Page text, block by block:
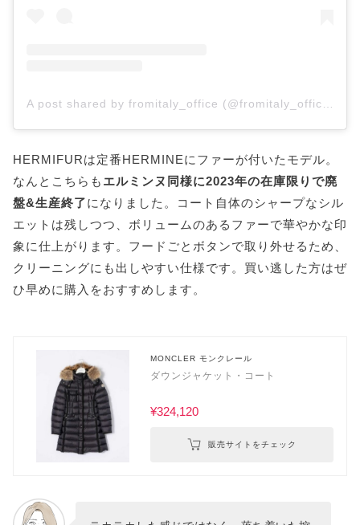
A post shared by fromitaly_office (@fromitaly_office)
HERMIFURは定番HERMINEにファーが付いたモデル。
なんとこちらも エルミンヌ同様に2023年の在庫限りで廃
盤&生産終了になりました。コート自体のシャープなシル
エットは残しつつ、ボリュームのあるファーで華やかな印
象に仕上がります。フードごとボタンで取り外せるため、
クリーニングにも出しやすい仕様です。買い逃した方はぜ
ひ早めに購入をおすすめします。
MONCLER モンクレール
ダウンジャケット・コート
¥324,120
販売サイトをチェック